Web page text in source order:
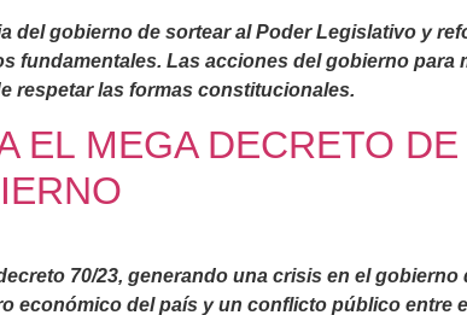
del gobierno de sortear al Poder Legislativo y
fundamentales. Las acciones del gobierno para
respetar las formas constitucionales.
EL MEGA DECRETO
70/23, generando una crisis en el
económico del país y un conflicto público entre